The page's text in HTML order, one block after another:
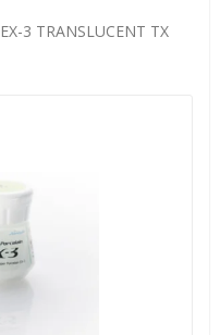
EX-3 TRANSLUCENT TX